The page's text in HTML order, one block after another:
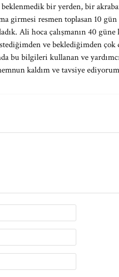
bir yerden, bir
girmesi resmen toplasan 10
Ali hoca çalışmanın 40
ve beklediğimden çok
bu bilgileri kullanan ve
kaldım ve tavsiye